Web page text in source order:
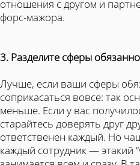
отношения с другом и
форс-мажора.
3. Разделите сферы
Лучше, если ваши сферы
соприкасаться вовсе: так
меньше. Если у вас
старайтесь доверять друг
ответственен каждый. Но
каждый сотрудник — этакий